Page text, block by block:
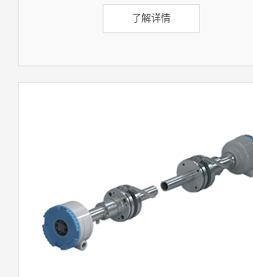
行快速、准确和可靠的测量，为各行业气体
在线监测提供了最佳解决方案。
了解详情